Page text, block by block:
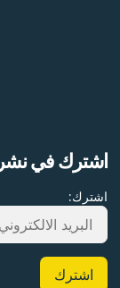
اشترك في
اشترك: